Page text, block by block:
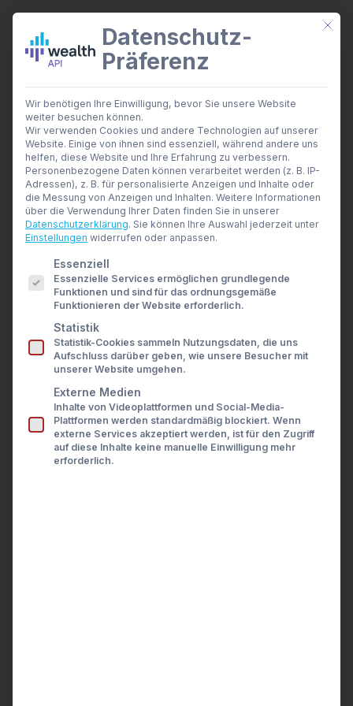
wealthAPI Daten
Smarte Finanztools
Banking Insights
Investment Insights
AI Suite
Branchen
Berater- und Wirtschaftsprüfer
Banken & Broker
Finanzbildungsplattformen
Finanzportale
API Dokumentation
Developer Dashboard
Über uns
Unternehmen
Sicherheit
News
Presse
Karriere
Kontakt
LOGIN
Pressemitteilung
Home Archive by Category "Pressemitteilung"
Mit
Datenschutz-
Präferenz
Wir benötigen Ihre Einwilligung, bevor Sie unsere Website
weiter besuchen können.
Wir verwenden Cookies und andere Technologien auf unserer
Website. Einige von ihnen sind essenziell, während andere uns
helfen, diese Website und Ihre Erfahrung zu verbessern.
Personenbezogene Daten können verarbeitet werden (z. B. IP-
Adressen), z. B. für personalisierte Anzeigen und Inhalte oder
die Messung von Anzeigen und Inhalten. Weitere Informationen
über die Verwendung Ihrer Daten finden Sie in unserer
Datenschutzerklärung. Sie können Ihre Auswahl jederzeit unter
Einstellungen widerrufen oder anpassen.
Es folgt eine Liste der Service-Gruppen, für die eine
Essenziell
Essenzielle Services ermöglichen grundlegende
Funktionen und sind für das ordnungsgemäße
Funktionieren der Website erforderlich.
Statistik
Statistik-Cookies sammeln Nutzungsdaten, die uns
Aufschluss darüber geben, wie unsere Besucher mit
unserer Website umgehen.
Externe Medien
Inhalte von Videoplattformen und Social-Media-
Plattformen werden standardmäßig blockiert. Wenn
externe Services akzeptiert werden, ist für den Zugriff
auf diese Inhalte keine manuelle Einwilligung mehr
erforderlich.